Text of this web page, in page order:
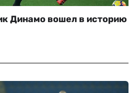
Динамо вошел в историю